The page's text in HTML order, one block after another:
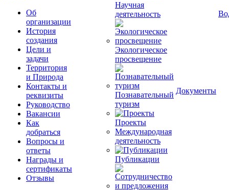
Об
организации
История
создания
Цели и
задачи
Территория
и Природа
Контакты и
реквизиты
Руководство
Вакансии
Как
добраться
Вопросы и
ответы
Награды и
сертификаты
Отзывы
Научная
деятельность
Экологическое
просвещение
Познавательный
туризм
Проекты
Международная
деятельность
Публикации
Документы